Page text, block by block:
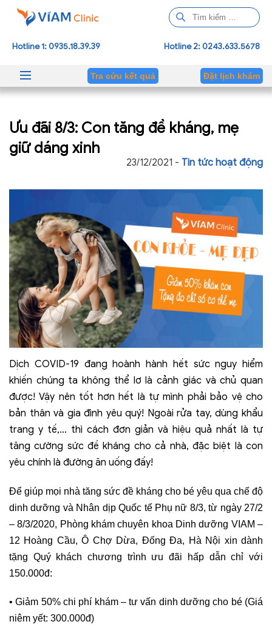
ì
m
h
Hotline 1: 0935.18.39.39 Hotline 2: 0243.633.5678
Tra cứu kết quả Đặt lịch khám
Ưu đãi 8/3: Con tăng đề kháng, mẹ
giữ dáng xinh
23/12/2021 - Tin tức hoạt động
Dịch COVID-19 đang hoành hành hết sức nguy hiểm
khiến chúng ta không thể lơ là cảnh giác và chủ quan
được! Vậy nên tốt hơn hết là tự mình phải bảo vệ cho
bản thân và gia đình yêu quý! Ngoài rửa tay, dùng khẩu
trang y tế,… thì cách đơn giản và hiệu quả nhất là tự
tăng cường sức đề kháng cho cả nhà, đặc biệt là con
yêu chính là đường ăn uống đấy!
Để giúp mọi nhà tăng sức đề kháng cho bé yêu qua chế độ
dinh dưỡng và Nhân dịp Quốc tế Phụ nữ 8/3, từ ngày 27/2
– 8/3/2020, Phòng khám chuyên khoa Dinh dưỡng VIAM –
12 Hoàng Cầu, Ô Chợ Dừa, Đống Đa, Hà Nội xin dành
tặng Quý khách chương trình ưu đãi hấp dẫn chỉ với
150.000đ:
• Giảm 50% chi phí khám – tư vấn dinh dưỡng cho bé (Giá
niêm yết: 300.000đ)